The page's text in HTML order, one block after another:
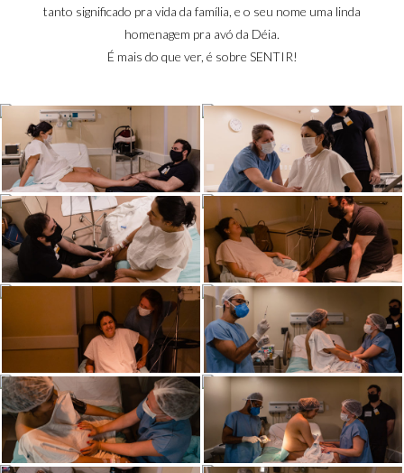
tanto significado pra vida da família, e o seu nome uma linda
homenagem pra avó da Déia.
É mais do que ver, é sobre SENTIR!